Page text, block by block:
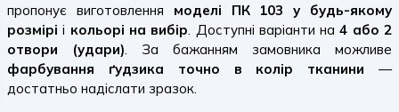
пропонує виготовлення моделі ПК 103 у будь-якому
розмірі і кольорі на вибір. Доступні варіанти на4 або 2
отвори (удари). За бажанням замовника можливе
фарбування ґудзика точно в колір тканини —
достатньо надіслати зразок.